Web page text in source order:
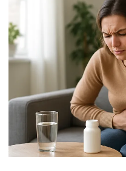
Als een vitamine d tekort je